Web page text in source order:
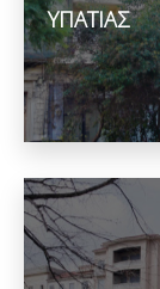
ΥΠΑΤΙΑΣ